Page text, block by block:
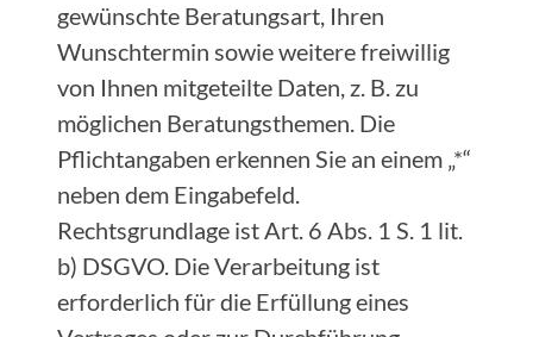
gewünschte Beratungsart, Ihren
Wunschtermin sowie weitere freiwillig
von Ihnen mitgeteilte Daten, z. B. zu
möglichen Beratungsthemen. Die
Pflichtangaben erkennen Sie an einem „*“
neben dem Eingabefeld.
Rechtsgrundlage ist Art. 6 Abs. 1 S. 1 lit.
b) DSGVO. Die Verarbeitung ist
erforderlich für die Erfüllung eines